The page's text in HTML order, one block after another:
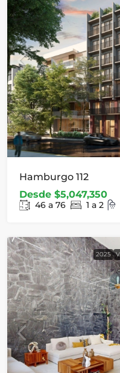
Hamburgo 112
Desde $5,047,350
46 a 76 1 a 2
2025